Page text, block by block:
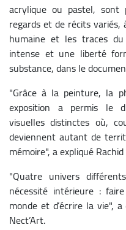
acrylique ou pastel,
regards et de récits variés,
humaine et les traces
intense et une liberté
substance, dans le
"Grâce à la peinture, la
exposition a permis le
visuelles distinctes où,
deviennent autant de
mémoire", a expliqué
"Quatre univers
nécessité intérieure :
monde et d’écrire la vie",
Nect’Art.